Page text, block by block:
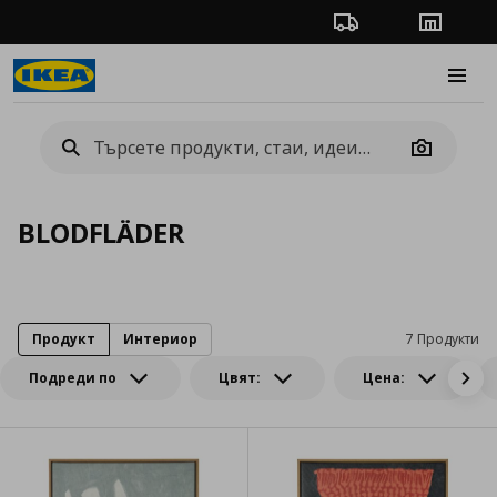
Проследяване на
Camera
BLODFLÄDER
Подреди по Цвят: Цена:
7 Продукти
Продукт Интериор